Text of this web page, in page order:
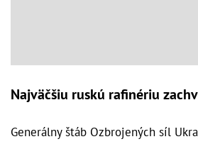
Najväčšiu ruskú rafinériu
Generálny štáb Ozbrojených síl